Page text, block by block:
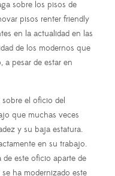
sobre los pisos de
pisos renter friendly
en la actualidad en las
de los modernos que
a pesar de estar en
el oficio del
que muchas veces
y su baja estatura.
en su trabajo.
este oficio aparte de
ha modernizado este